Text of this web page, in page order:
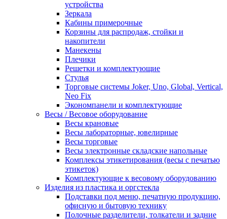
устройства
Зеркала
Кабины примерочные
Корзины для распродаж, стойки и
накопители
Манекены
Плечики
Решетки и комплектующие
Стулья
Торговые системы Joker, Uno, Global, Vertical,
Neo Fix
Экономпанели и комплектующие
Весы / Весовое оборудование
Весы крановые
Весы лабораторные, ювелирные
Весы торговые
Весы электронные складские напольные
Комплексы этикетирования (весы с печатью
этикеток)
Комплектующие к весовому оборудованию
Изделия из пластика и оргстекла
Подставки под меню, печатную продукцию,
офисную и бытовую технику
Полочные разделители, толкатели и задние